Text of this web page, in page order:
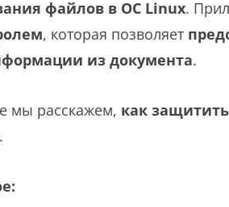
файлов в ОС Linux.
, которая позволяет
из документа.
мы расскажем, как
.